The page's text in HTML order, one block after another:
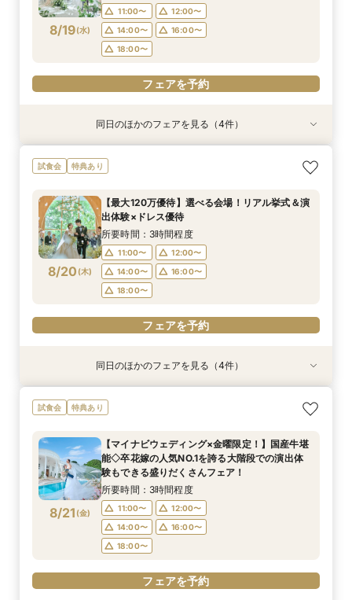
18:00〜
フェアを予約
18:00〜
フェアを予約
18:00〜
フェアを予約
18:00〜
フェアを予約
18:00〜
フェアを予約
18:00〜
フェアを予約
18:00〜
フェアを予約
18:00〜
フェアを予約
8/19(水)
11:00〜
12:00〜
14:00〜
16:00〜
18:00〜
フェアを予約
特典あり
8/19(水)
【初めての見学にオススメ】見積りまでしっかり
相談★全館見学
11:00〜
12:00〜
14:00〜
16:00〜
18:00〜
フェアを予約
8/19(水)
【遠方の方◎オンライン相談会】スマホで簡単！
豪華5大特典付き
11:00〜
13:00〜
14:00〜
16:00〜
18:00〜
フェアを予約
特典あり
8/19(水)
【10名～会食プラン】貸切邸宅で叶える少人数ウ
エディング相談会
11:00〜
12:00〜
14:00〜
16:00〜
18:00〜
フェアを予約
特典あり
8/19(水)
【フォト・ベビー服選べる特典有】安心マタニ
ティ相談会
11:00〜
12:00〜
14:00〜
16:00〜
18:00〜
フェアを予約
同日のほかのフェアを見る（4件）
試食会 特典あり
8/20 (木)
【最大120万優待】選べる会場！リアル挙式＆演
出体験×ドレス優待
所要時間：3時間程度
11:00〜
12:00〜
14:00〜
16:00〜
18:00〜
フェアを予約
特典あり
8/20(木)
【初めての見学にオススメ】見積りまでしっかり
相談★全館見学
11:00〜
12:00〜
14:00〜
16:00〜
18:00〜
フェアを予約
8/20(木)
【遠方の方◎オンライン相談会】スマホで簡単！
豪華5大特典付き
11:00〜
13:00〜
14:00〜
16:00〜
18:00〜
フェアを予約
特典あり
8/20(木)
【10名～会食プラン】貸切邸宅で叶える少人数ウ
エディング相談会
11:00〜
12:00〜
14:00〜
16:00〜
18:00〜
フェアを予約
特典あり
8/20(木)
【フォト・ベビー服選べる特典有】安心マタニ
ティ相談会
11:00〜
12:00〜
14:00〜
16:00〜
18:00〜
フェアを予約
同日のほかのフェアを見る（4件）
試食会 特典あり
8/21 (金)
【マイナビウェディング×金曜限定！】国産牛堪
能◇卒花嫁の人気NO.1を誇る大階段での演出体
験もできる盛りだくさんフェア！
所要時間：3時間程度
11:00〜
12:00〜
14:00〜
16:00〜
18:00〜
フェアを予約